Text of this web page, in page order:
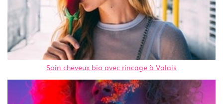
Soin cheveux bio avec rincage à Valais